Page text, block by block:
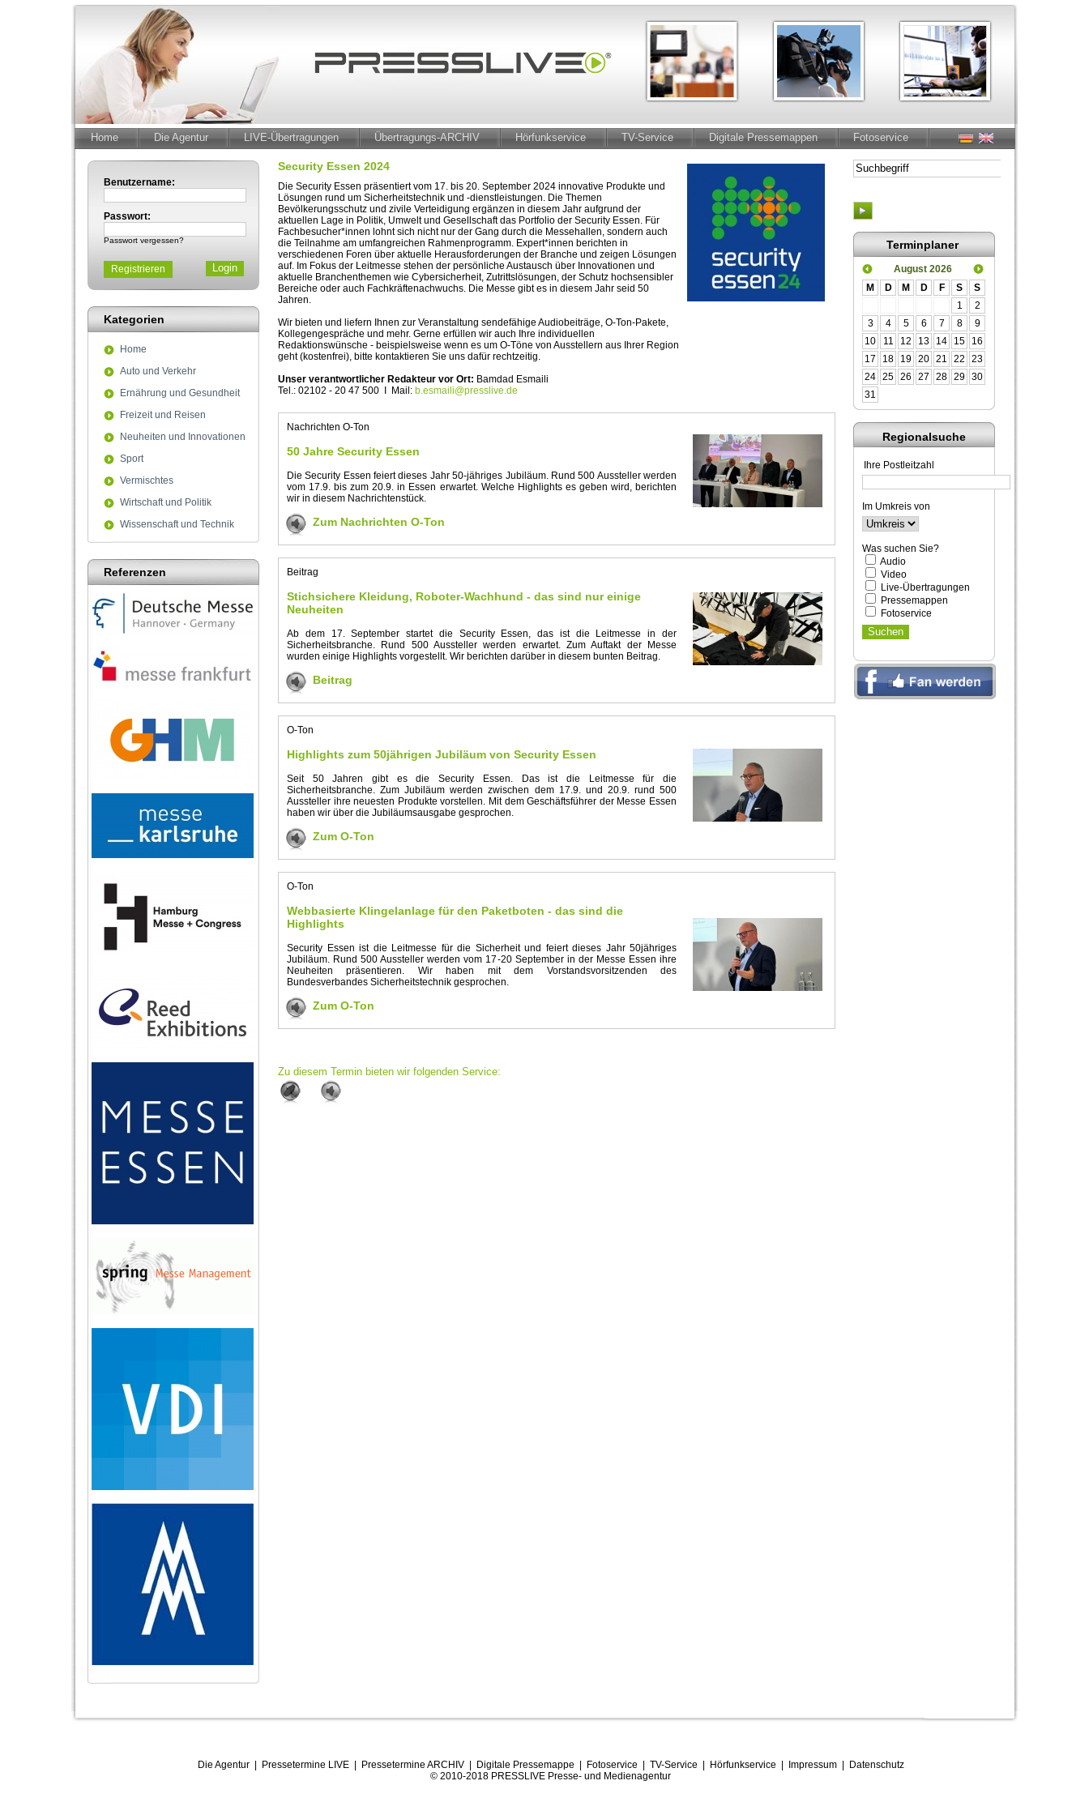
Home Die Agentur LIVE-Übertragungen Übertragungs-ARCHIV Hörfunkservice TV-Service Digitale Pressemappen Fotoservice
Benutzername:
Passwort:
Passwort vergessen?
Registrieren
Kategorien
Home
Auto und Verkehr
Ernährung und Gesundheit
Freizeit und Reisen
Neuheiten und Innovationen
Sport
Vermischtes
Wirtschaft und Politik
Wissenschaft und Technik
Referenzen
Security Essen 2024
Die Security Essen präsentiert vom 17. bis 20. September 2024 innovative Produkte und
Lösungen rund um Sicherheitstechnik und -dienstleistungen. Die Themen
Bevölkerungsschutz und zivile Verteidigung ergänzen in diesem Jahr aufgrund der
aktuellen Lage in Politik, Umwelt und Gesellschaft das Portfolio der Security Essen. Für
Fachbesucher*innen lohnt sich nicht nur der Gang durch die Messehallen, sondern auch
die Teilnahme am umfangreichen Rahmenprogramm. Expert*innen berichten in
verschiedenen Foren über aktuelle Herausforderungen der Branche und zeigen Lösungen
auf. Im Fokus der Leitmesse stehen der persönliche Austausch über Innovationen und
aktuelle Branchenthemen wie Cybersicherheit, Zutrittslösungen, der Schutz hochsensibler
Bereiche oder auch Fachkräftenachwuchs. Die Messe gibt es in diesem Jahr seid 50
Jahren.
Wir bieten und liefern Ihnen zur Veranstaltung sendefähige Audiobeiträge, O-Ton-Pakete,
Kollegengespräche und mehr. Gerne erfüllen wir auch Ihre individuellen
Redaktionswünsche - beispielsweise wenn es um O-Töne von Ausstellern aus Ihrer Region
geht (kostenfrei), bitte kontaktieren Sie uns dafür rechtzeitig.
Unser verantwortlicher Redakteur vor Ort: Bamdad Esmaili
Tel.: 02102 - 20 47 500 I Mail: b.esmaili@presslive.de
Nachrichten O-Ton
50 Jahre Security Essen
Die Security Essen feiert dieses Jahr 50-jähriges Jubiläum. Rund 500 Aussteller werden
vom 17.9. bis zum 20.9. in Essen erwartet. Welche Highlights es geben wird, berichten
wir in diesem Nachrichtenstück.
Zum Nachrichten O-Ton
Beitrag
Stichsichere Kleidung, Roboter-Wachhund - das sind nur einige
Neuheiten
Ab dem 17. September startet die Security Essen, das ist die Leitmesse in der
Sicherheitsbranche. Rund 500 Aussteller werden erwartet. Zum Auftakt der Messe
wurden einige Highlights vorgestellt. Wir berichten darüber in diesem bunten Beitrag.
Beitrag
O-Ton
Highlights zum 50jährigen Jubiläum von Security Essen
Seit 50 Jahren gibt es die Security Essen. Das ist die Leitmesse für die
Sicherheitsbranche. Zum Jubiläum werden zwischen dem 17.9. und 20.9. rund 500
Aussteller ihre neuesten Produkte vorstellen. Mit dem Geschäftsführer der Messe Essen
haben wir über die Jubiläumsausgabe gesprochen.
Zum O-Ton
O-Ton
Webbasierte Klingelanlage für den Paketboten - das sind die
Highlights
Security Essen ist die Leitmesse für die Sicherheit und feiert dieses Jahr 50jähriges
Jubiläum. Rund 500 Aussteller werden vom 17-20 September in der Messe Essen ihre
Neuheiten präsentieren. Wir haben mit dem Vorstandsvorsitzenden des
Bundesverbandes Sicherheitstechnik gesprochen.
Zum O-Ton
Zu diesem Termin bieten wir folgenden Service:
Terminplaner
August 2026
M
D M D F S
S
1
2
3
4 5 6 7 8
9
10
11 12 13 14 15
16
17
18 19 20 21 22
23
24 25 26 27 28 29 30
31
Regionalsuche
Ihre Postleitzahl
Im Umkreis von
Was suchen Sie?
Audio
Video
Live-Übertragungen
Pressemappen
Fotoservice
Die Agentur| Pressetermine LIVE| Pressetermine ARCHIV| Digitale Pressemappe Fotoservice TV-Service Hörfunkservice Impressum| Datenschutz
© 2010-2018 PRESSLIVE Presse- und Medienagentur